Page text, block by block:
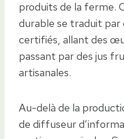
produits de la ferme.
durable se traduit par
certifiés, allant des
passant par des jus
artisanales.
Au-delà de la
de diffuseur